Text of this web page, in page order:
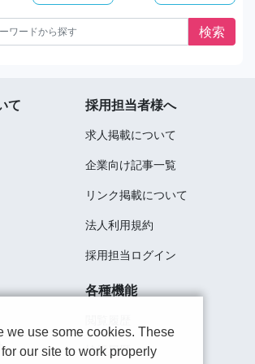
て 採用担当者様へ
求人掲載について
企業向け記事一覧
リンク掲載について
法人利用規約
採用担当ログイン
各種機能
検索履歴
we use some cookies. These
our site to work properly